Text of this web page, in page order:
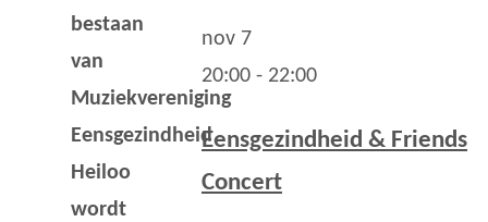
bestaan
van
Muziekvereniging
Eensgezindheid
Heiloo
wordt
nov 7
20:00 - 22:00
Eensgezindheid & Friends
Concert